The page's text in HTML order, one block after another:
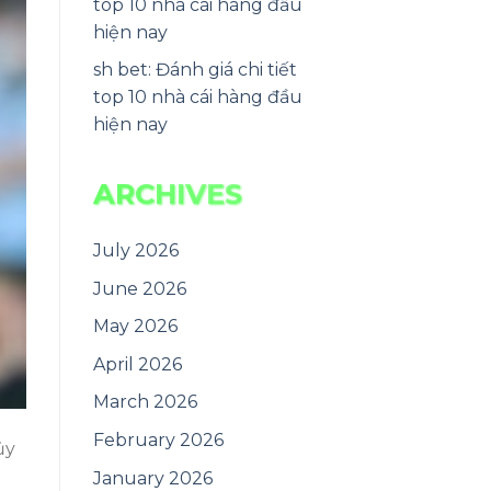
top 10 nhà cái hàng đầu
hiện nay
sh bet: Đánh giá chi tiết
top 10 nhà cái hàng đầu
hiện nay
ARCHIVES
July 2026
June 2026
May 2026
April 2026
March 2026
February 2026
January 2026